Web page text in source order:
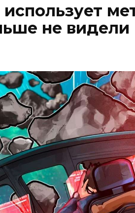
не видели